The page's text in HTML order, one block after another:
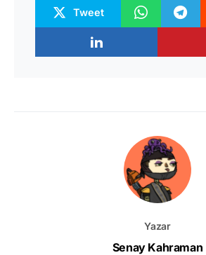
Tweet
Yazar
Senay Kahraman